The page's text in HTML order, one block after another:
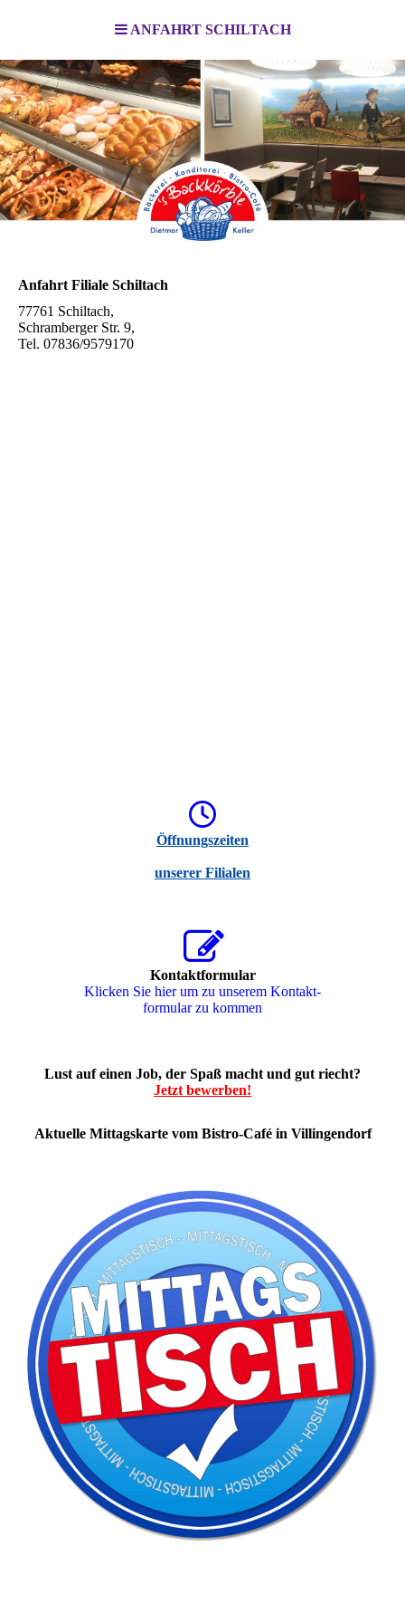
ANFAHRT SCHILTACH
Anfahrt Filiale Schiltach
77761 Schiltach,
Schramberger Str. 9,
Tel. 07836/9579170
Öffnungszeiten
unserer Filialen
Kontaktformular
Klicken Sie hier um zu unserem Kon­takt­
for­mu­lar zu kommen
Lust auf einen Job, der Spaß macht und gut riecht?
Jetzt bewerben!
Aktuelle Mittagskarte vom Bistro-Café in Villingendorf